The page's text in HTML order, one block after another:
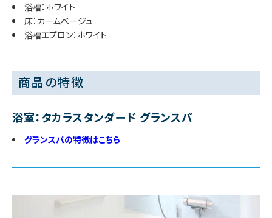
浴槽：ホワイト
床：カームベージュ
浴槽エプロン：ホワイト
商品の特徴
浴室：タカラスタンダード グランスパ
グランスパの特徴はこちら